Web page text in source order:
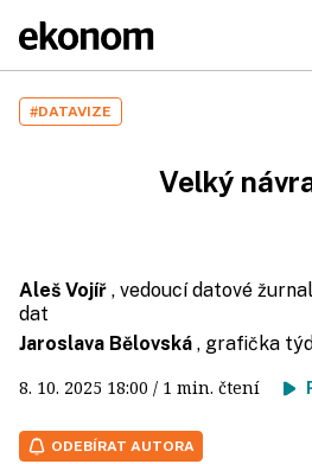
#DATAVIZE
Velký
Aleš Vojíř , vedoucí datové
dat
Jaroslava Bělovská , grafička
8. 10. 2025 18:00 / 1 min. čtení
ODEBÍRAT AUTORA